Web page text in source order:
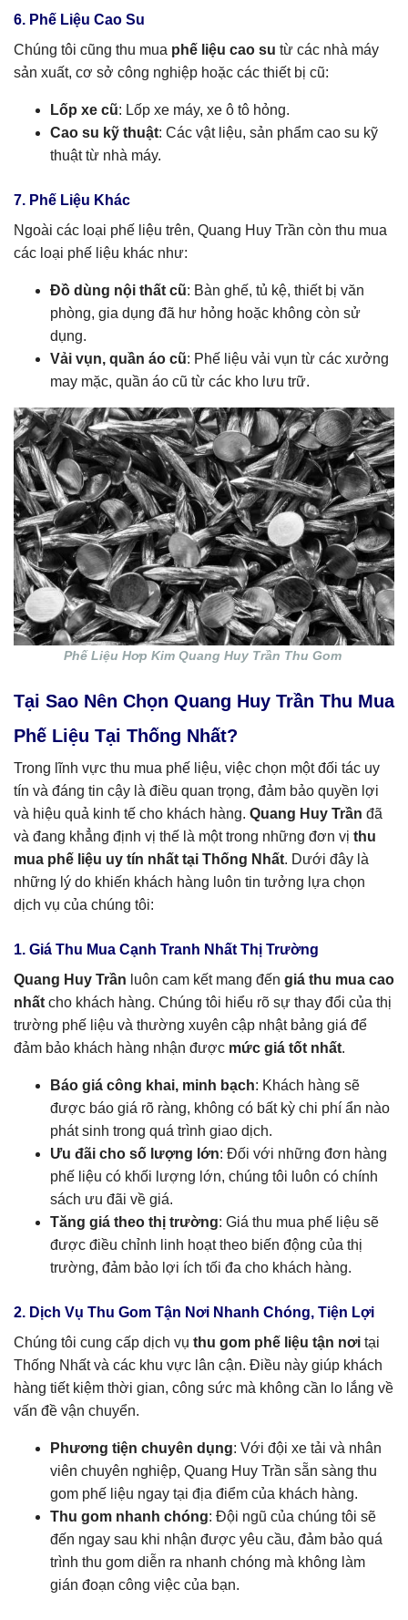
6. Phế Liệu Cao Su
Chúng tôi cũng thu mua phế liệu cao su từ các nhà máy
sản xuất, cơ sở công nghiệp hoặc các thiết bị cũ:
Lốp xe cũ: Lốp xe máy, xe ô tô hỏng.
Cao su kỹ thuật: Các vật liệu, sản phẩm cao su kỹ
thuật từ nhà máy.
7. Phế Liệu Khác
Ngoài các loại phế liệu trên, Quang Huy Trần còn thu mua
các loại phế liệu khác như:
Đồ dùng nội thất cũ: Bàn ghế, tủ kệ, thiết bị văn
phòng, gia dụng đã hư hỏng hoặc không còn sử
dụng.
Vải vụn, quần áo cũ: Phế liệu vải vụn từ các xưởng
may mặc, quần áo cũ từ các kho lưu trữ.
Phế Liệu Hơp Kim Quang Huy Trần Thu Gom
Tại Sao Nên Chọn Quang Huy Trần Thu Mua
Phế Liệu Tại Thống Nhất?
Trong lĩnh vực thu mua phế liệu, việc chọn một đối tác uy
tín và đáng tin cậy là điều quan trọng, đảm bảo quyền lợi
và hiệu quả kinh tế cho khách hàng. Quang Huy Trần đã
và đang khẳng định vị thế là một trong những đơn vị thu
mua phế liệu uy tín nhất tại Thống Nhất. Dưới đây là
những lý do khiến khách hàng luôn tin tưởng lựa chọn
dịch vụ của chúng tôi:
1. Giá Thu Mua Cạnh Tranh Nhất Thị Trường
Quang Huy Trần luôn cam kết mang đến giá thu mua cao
nhất cho khách hàng. Chúng tôi hiểu rõ sự thay đổi của thị
trường phế liệu và thường xuyên cập nhật bảng giá để
đảm bảo khách hàng nhận được mức giá tốt nhất.
Báo giá công khai, minh bạch: Khách hàng sẽ
được báo giá rõ ràng, không có bất kỳ chi phí ẩn nào
phát sinh trong quá trình giao dịch.
Ưu đãi cho số lượng lớn: Đối với những đơn hàng
phế liệu có khối lượng lớn, chúng tôi luôn có chính
sách ưu đãi về giá.
Tăng giá theo thị trường: Giá thu mua phế liệu sẽ
được điều chỉnh linh hoạt theo biến động của thị
trường, đảm bảo lợi ích tối đa cho khách hàng.
2. Dịch Vụ Thu Gom Tận Nơi Nhanh Chóng, Tiện Lợi
Chúng tôi cung cấp dịch vụ thu gom phế liệu tận nơi tại
Thống Nhất và các khu vực lân cận. Điều này giúp khách
hàng tiết kiệm thời gian, công sức mà không cần lo lắng về
vấn đề vận chuyển.
Phương tiện chuyên dụng: Với đội xe tải và nhân
viên chuyên nghiệp, Quang Huy Trần sẵn sàng thu
gom phế liệu ngay tại địa điểm của khách hàng.
Thu gom nhanh chóng: Đội ngũ của chúng tôi sẽ
đến ngay sau khi nhận được yêu cầu, đảm bảo quá
trình thu gom diễn ra nhanh chóng mà không làm
gián đoạn công việc của bạn.